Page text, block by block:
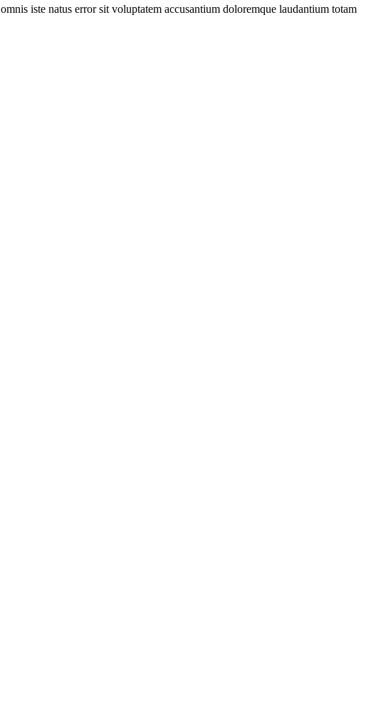
iste natus error sit voluptatem accusantium doloremque laudantium totam